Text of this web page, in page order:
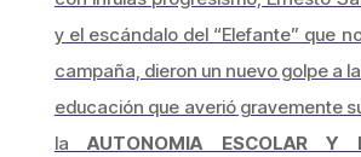
y el escándalo del “Elefante” que
campaña, dieron un nuevo golpe a
educación que averió gravemente
laAUTONOMIA ESCOLAR Y